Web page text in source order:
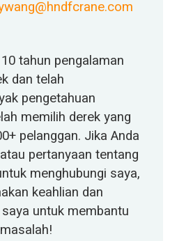
tahun pengalaman
dan telah
pengetahuan
memilih derek yang
pelanggan. Jika Anda
pertanyaan tentang
menghubungi saya,
keahlian dan
untuk membantu